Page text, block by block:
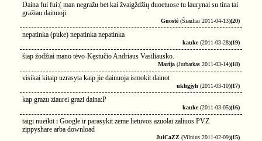
Daina fui fui:( man negražu bet kai žvaigždžių duoetuose tu laurynai su tina tai
gražiau dainuoji.
Guostė(Šiauliai 2011-04-13)(20)
nepatinka (puke) nepatinka nepatinka
kauke(2011-03-28)(19)
šiap žodžiai mano tėvo-Kęstučio Andriaus Vasiliausko.
Marija (Jurbarkas 2011-03-14)(18)
visikai kitaip uzrasyta kaip jie dainuoja ismokit dainot
ukhgjyh (2011-03-10)(17)
kap grazu ziaurei grazi daina:P
kauke(2011-03-05)(16)
taigi nueikit i Google ir parasykit zeme lietuvos azuolai zaliuos PVZ
zippyshare arba download
JuiCaZZ (Vilnius 2011-02-09)(15)